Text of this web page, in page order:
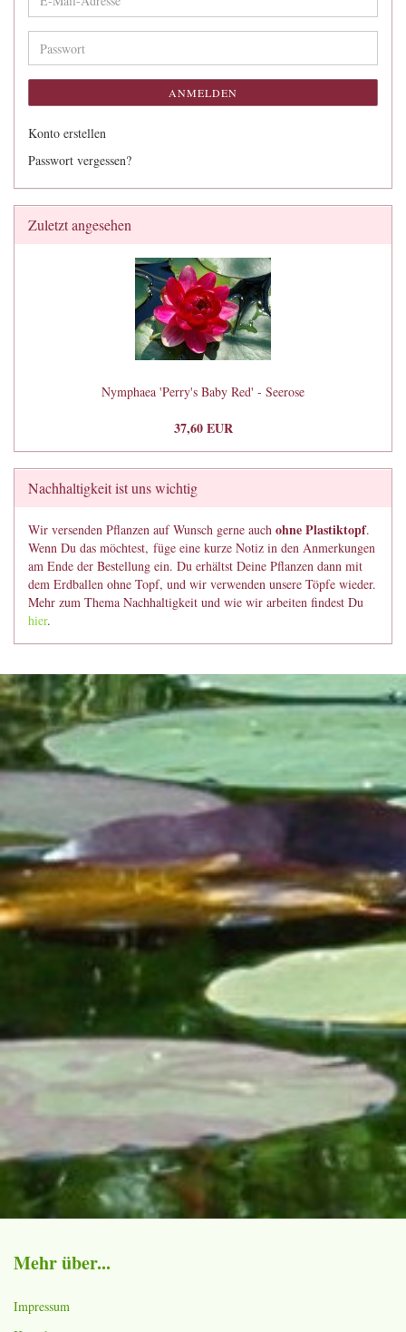
Mail-
Adresse
Passwort
ANMELDEN
Konto erstellen
Passwort vergessen?
Zuletzt angesehen
Nymphaea 'Perry's Baby Red' - Seerose
37,60 EUR
Nachhaltigkeit ist uns wichtig
Wir versenden Pflanzen auf Wunsch gerne auch ohne Plastiktopf.
Wenn Du das möchtest, füge eine kurze Notiz in den Anmerkungen
am Ende der Bestellung ein. Du erhältst Deine Pflanzen dann mit
dem Erdballen ohne Topf, und wir verwenden unsere Töpfe wieder.
Mehr zum Thema Nachhaltigkeit und wie wir arbeiten findest Du
hier.
Mehr über...
Impressum